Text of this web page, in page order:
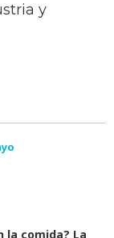
y
la comida? La